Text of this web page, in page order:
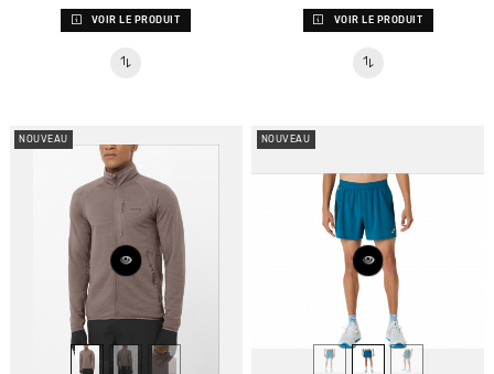
VOIR LE PRODUIT VOIR LE PRODUIT
NOUVEAU NOUVEAU